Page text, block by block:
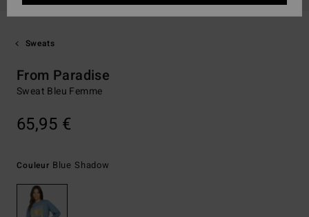
Sweats
From Paradise
Sweat Bleu Femme
65,95 €
Couleur Blue Shadow